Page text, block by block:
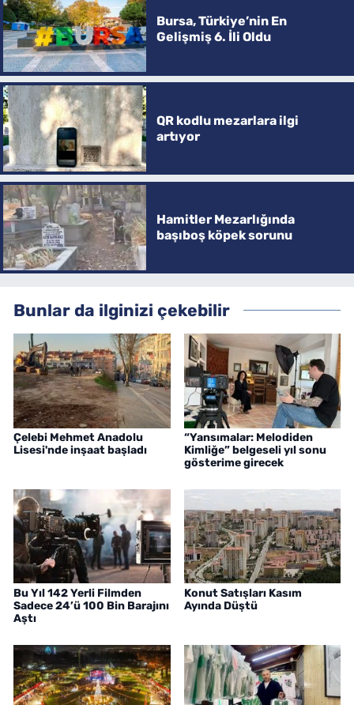
Bursa, Türkiye’nin En
Gelişmiş 6. İli Oldu
QR kodlu mezarlara ilgi
artıyor
Hamitler Mezarlığında
başıboş köpek sorunu
Bunlar da ilginizi çekebilir
Çelebi Mehmet Anadolu
Lisesi'nde inşaat başladı
“Yansımalar: Melodiden
Kimliğe” belgeseli yıl sonu
gösterime girecek
Bu Yıl 142 Yerli Filmden
Sadece 24’ü 100 Bin Barajını
Aştı
Konut Satışları Kasım
Ayında Düştü